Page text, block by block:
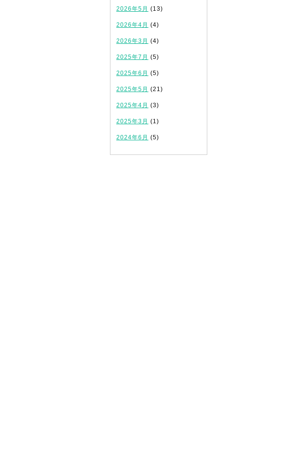
2026年5月 (13)
2026年4月 (4)
2026年3月 (4)
2025年7月 (5)
2025年6月 (5)
2025年5月 (21)
2025年4月 (3)
2025年3月 (1)
2024年6月 (5)